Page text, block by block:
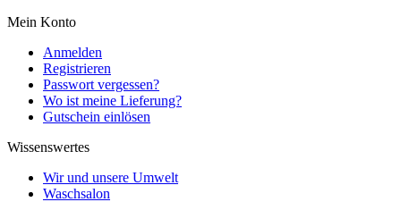
Mein Konto
Anmelden
Registrieren
Passwort vergessen?
Wo ist meine Lieferung?
Gutschein einlösen
Wissenswertes
Wir und unsere Umwelt
Waschsalon